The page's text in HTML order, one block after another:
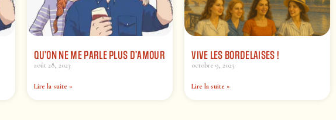
QU’ON NE ME PARLE PLUS D’AMOUR
août 28, 2023
Lire la suite »
VIVE LES BORDELAISES !
octobre 9, 2025
Lire la suite »